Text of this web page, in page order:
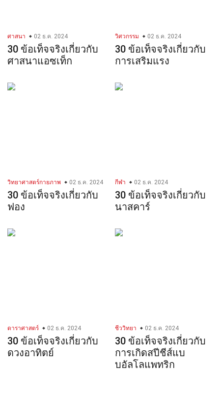
ศาสนา 02 ธ.ค. 2024
30 ข้อเท็จจริงเกี่ยวกับ
ศาสนาแอซเท็ก
วิศวกรรม 02 ธ.ค. 2024
30 ข้อเท็จจริงเกี่ยวกับ
การเสริมแรง
วิทยาศาสตร์กายภาพ 02 ธ.ค. 2024
30 ข้อเท็จจริงเกี่ยวกับ
ฟอง
กีฬา 02 ธ.ค. 2024
30 ข้อเท็จจริงเกี่ยวกับ
นาสคาร์
ดาราศาสตร์ 02 ธ.ค. 2024
30 ข้อเท็จจริงเกี่ยวกับ
ดวงอาทิตย์
ชีววิทยา 02 ธ.ค. 2024
30 ข้อเท็จจริงเกี่ยวกับ
การเกิดสปีชีส์แบ
บอัลโลแพทริก